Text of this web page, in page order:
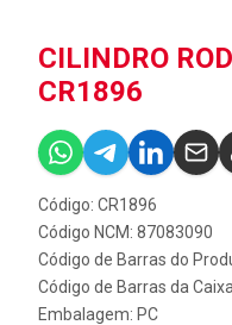
CILINDRO
CR1896
Código: CR1896
Código NCM: 87083090
Código de Barras do
Código de Barras da
Embalagem: PC